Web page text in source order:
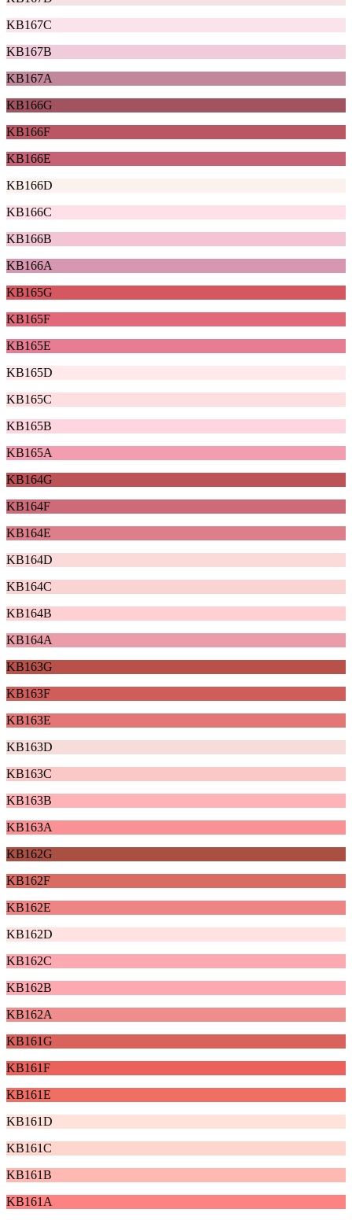
KB167C
KB167B
KB167A
KB166G
KB166F
KB166E
KB166D
KB166C
KB166B
KB166A
KB165G
KB165F
KB165E
KB165D
KB165C
KB165B
KB165A
KB164G
KB164F
KB164E
KB164D
KB164C
KB164B
KB164A
KB163G
KB163F
KB163E
KB163D
KB163C
KB163B
KB163A
KB162G
KB162F
KB162E
KB162D
KB162C
KB162B
KB162A
KB161G
KB161F
KB161E
KB161D
KB161C
KB161B
KB161A